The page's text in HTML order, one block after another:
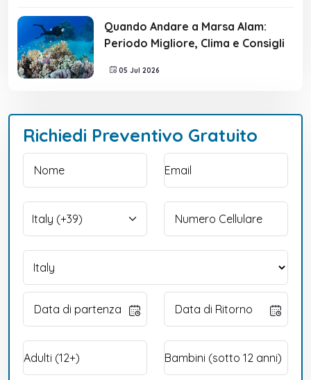
Quando Andare a Marsa Alam:
Periodo Migliore, Clima e Consigli
05 Jul 2026
Richiedi Preventivo Gratuito